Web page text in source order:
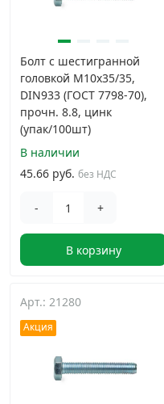
Болт с шестигранной
головкой М10х35/35,
DIN933 (ГОСТ 7798-70),
прочн. 8.8, цинк
(упак/100шт)
В наличии
45.66 руб. без НДС
- +
В корзину
Арт.: 21280
Акция